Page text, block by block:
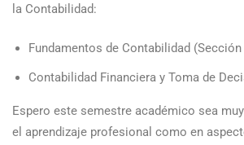
la Contabilidad:
Fundamentos de Contabilidad
Contabilidad Financiera y Toma de
Espero este semestre académico sea
el aprendizaje profesional como en